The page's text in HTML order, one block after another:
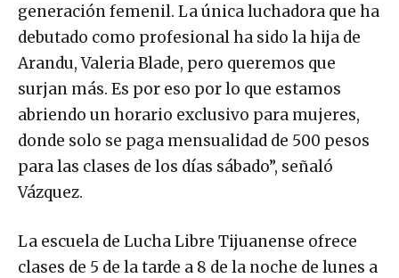
generación femenil. La única luchadora que ha
debutado como profesional ha sido la hija de
Arandu, Valeria Blade, pero queremos que
surjan más. Es por eso por lo que estamos
abriendo un horario exclusivo para mujeres,
donde solo se paga mensualidad de 500 pesos
para las clases de los días sábado”, señaló
Vázquez.
La escuela de Lucha Libre Tijuanense ofrece
clases de 5 de la tarde a 8 de la noche de lunes a